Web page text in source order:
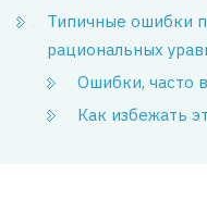
Типичные ошибки
рациональных
Ошибки, часто
Как избежать